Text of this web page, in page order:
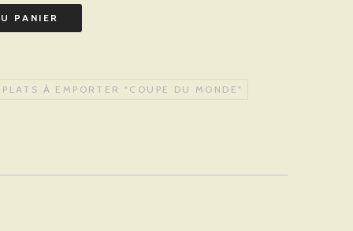
PANIER
À EMPORTER "COUPE DU MONDE"